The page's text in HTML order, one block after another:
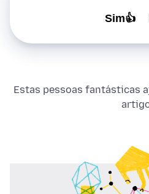
Sim👍
Estas pessoas fantásticas